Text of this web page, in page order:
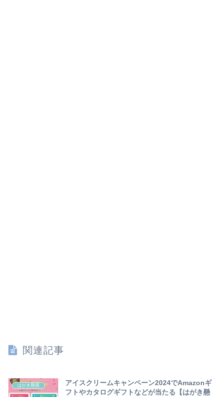
関連記事
はがき懸賞
アイスクリームキャンペーン2024でAmazonギ
フトやカタログギフトなどが当たる【はがき懸